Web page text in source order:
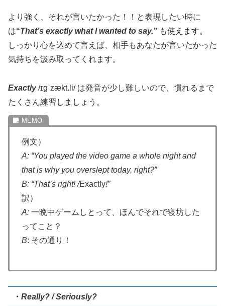
より強く、それが言いたかった！！と表現したい時に
は“That’s exactly what I wanted to say.” も使えます。
しっかり心を込めて言えば、相手もあなたが言いたかった
気持ちを汲み取ってくれます。
Exactly/ɪɡˈzækt.li/ は発音が少し難しいので、慣れるまで
たくさん練習しましょう。
例文）
A: “You played the video game a whole night and
that is why you overslept today, right?”
B: “That’s right! /Exactly!”
訳）
A: 一晩中ゲームしとって、ほんでそれで寝坊した
ってこと？
B: その通り！
・ Really? / Seriously?